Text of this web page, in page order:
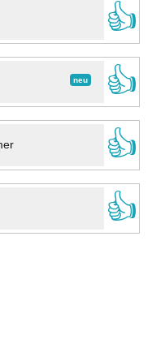
👍
neu
👍
👍
👍